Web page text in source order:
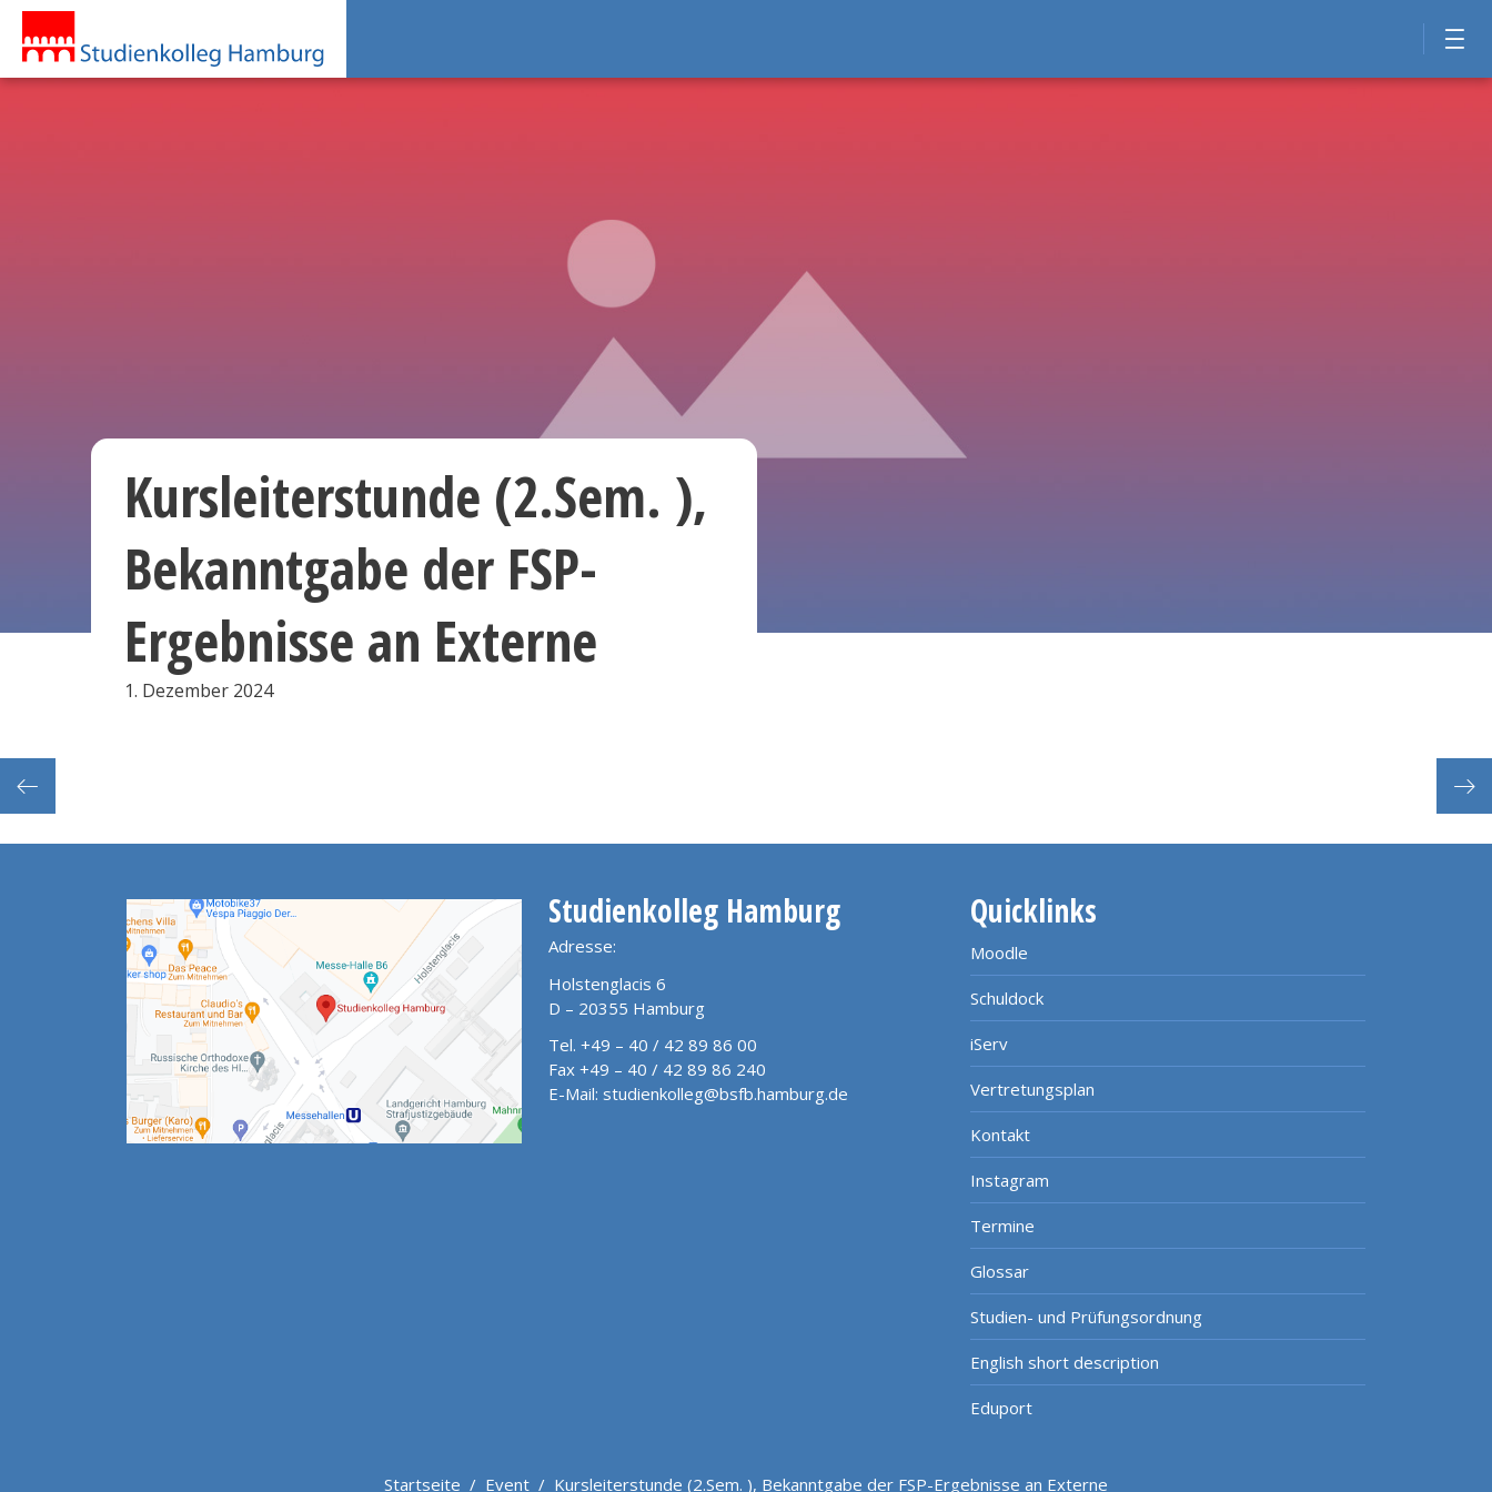
1
Kursleiterstunde (2.Sem. ),
Bekanntgabe der FSP-
Ergebnisse an Externe
1. Dezember 2024
Studienkolleg Hamburg
Adresse:
Holstenglacis 6
D – 20355 Hamburg
Tel. +49 – 40 / 42 89 86 00
Fax +49 – 40 / 42 89 86 240
E-Mail: studienkolleg@bsfb.hamburg.de
Quicklinks
Moodle
Schuldock
iServ
Vertretungsplan
Kontakt
Instagram
Termine
Glossar
Studien- und Prüfungsordnung
English short description
Eduport
Startseite / Event / Kursleiterstunde (2.Sem. ), Bekanntgabe der FSP-Ergebnisse an Externe